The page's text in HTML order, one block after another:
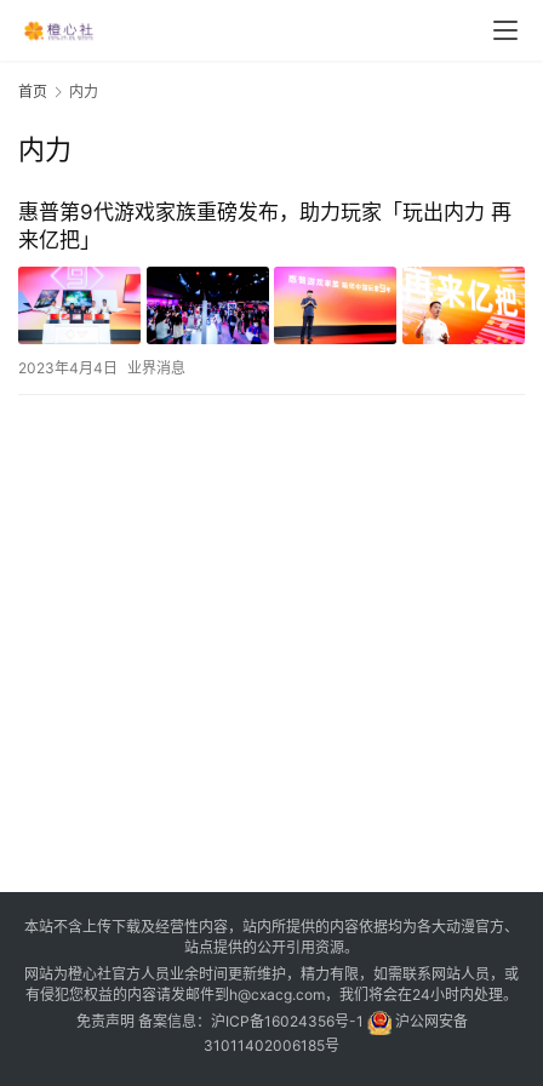
首页 内力
内力
惠普第9代游戏家族重磅发布，助力玩家「玩出内力 再
来亿把」
2023年4月4日 业界消息
本站不含上传下载及经营性内容，站内所提供的内容依据均为各大动漫官方、
站点提供的公开引用资源。
网站为橙心社官方人员业余时间更新维护，精力有限，如需联系网站人员，或
有侵犯您权益的内容请发邮件到h@cxacg.com，我们将会在24小时内处理。
免责声明 备案信息： 沪ICP备16024356号-1
沪公网安备
31011402006185号